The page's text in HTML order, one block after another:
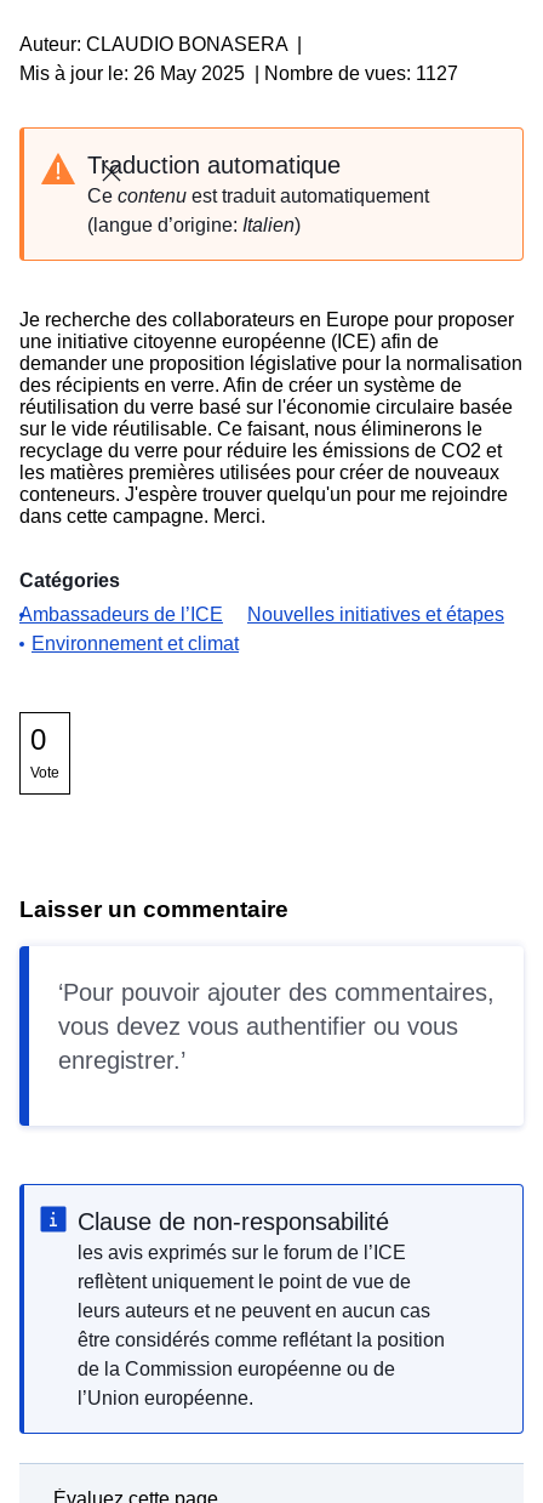
Auteur: CLAUDIO BONASERA
Mis à jour le: 26 May 2025
Nombre de vues: 1127
Fermer
Traduction automatique
Ce contenu est traduit automatiquement
(langue d’origine: Italien)
Je recherche des collaborateurs en Europe pour proposer
une initiative citoyenne européenne (ICE) afin de
demander une proposition législative pour la normalisation
des récipients en verre. Afin de créer un système de
réutilisation du verre basé sur l'économie circulaire basée
sur le vide réutilisable. Ce faisant, nous éliminerons le
recyclage du verre pour réduire les émissions de CO2 et
les matières premières utilisées pour créer de nouveaux
conteneurs. J'espère trouver quelqu'un pour me rejoindre
dans cette campagne. Merci.
Catégories
Ambassadeurs de l’ICE
Nouvelles initiatives et étapes
Environnement et climat
0
Vote
Laisser un commentaire
Pour pouvoir ajouter des commentaires,
vous devez vous authentifier ou vous
enregistrer.
Clause de non-responsabilité
les avis exprimés sur le forum de l’ICE
reflètent uniquement le point de vue de
leurs auteurs et ne peuvent en aucun cas
être considérés comme reflétant la position
de la Commission européenne ou de
l’Union européenne.
Évaluez cette page